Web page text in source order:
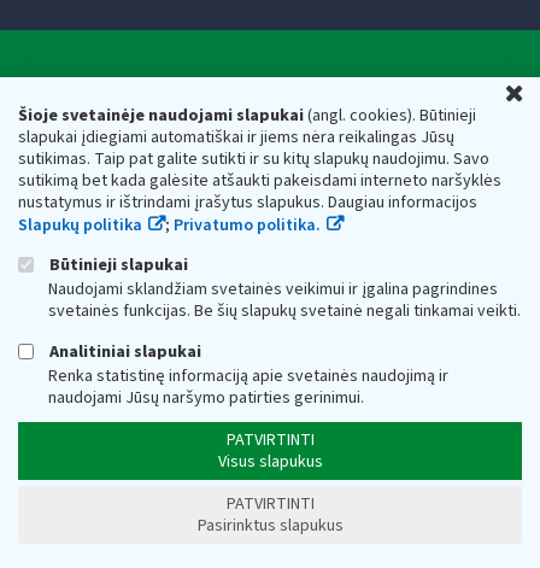
Šioje svetainėje naudojami slapukai(angl. cookies). Būtinieji
slapukai įdiegiami automatiškai ir jiems nėra reikalingas Jūsų
sutikimas. Taip pat galite sutikti ir su kitų slapukų naudojimu. Savo
sutikimą bet kada galėsite atšaukti pakeisdami interneto naršyklės
nustatymus ir ištrindami įrašytus slapukus. Daugiau informacijos
Slapukų politika
; Privatumo politika.
Būtinieji slapukai
Naudojami sklandžiam svetainės veikimui ir įgalina pagrindines
svetainės funkcijas. Be šių slapukų svetainė negali tinkamai veikti.
Analitiniai slapukai
Renka statistinę informaciją apie svetainės naudojimą ir
naudojami Jūsų naršymo patirties gerinimui.
PATVIRTINTI
Visus slapukus
PATVIRTINTI
Pasirinktus slapukus
Respublikos finansų ministerijos
Biudžetinė įstaiga. Juridinio asmens kodas — 188659752,
adresas: Vasario 16-osios g. 14, 01107 Vilnius, Lietuva, el.paštas:
vmi@vmi.lt, E. pristatymo dėžutės adresas 188659752
Duomenys apie Valstybinę mokesčių inspekciją prie Lietuvos
Respublikos finansų ministerijos kaupiami ir saugomi Juridinių